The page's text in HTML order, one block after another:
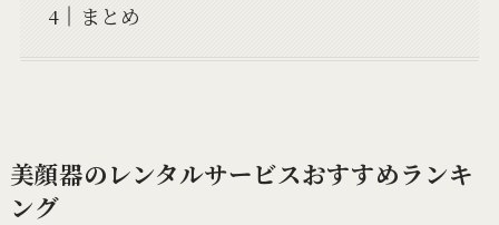
まとめ
美顔器のレンタルサービスおすすめランキ
ング